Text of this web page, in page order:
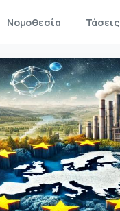
Νομοθεσία Τάσεις